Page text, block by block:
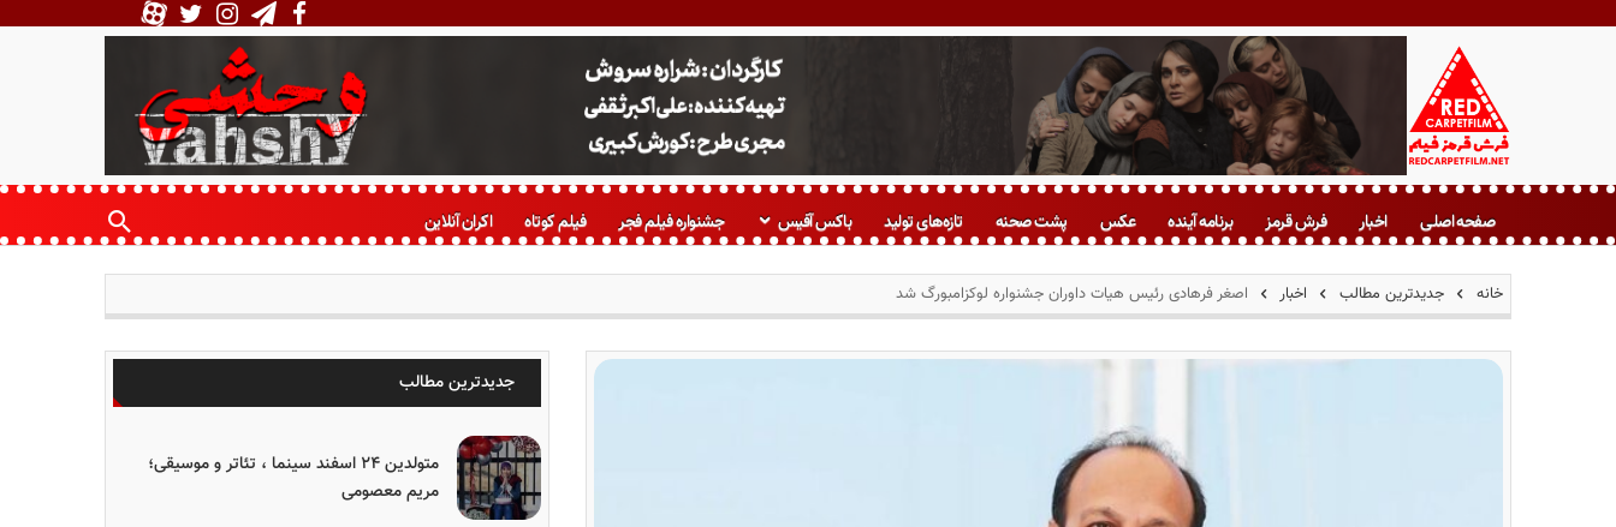
ف
ش
م
ز
صفحه اصلی اخبار فرش قرمز برنامه آینده عکس پشت صحنه تازه‌های تولید باکس آفیس جشنواره فیلم فجر فیلم کوتاه اکران آنلاین
خانه جدیدترین مطالب اخبار اصغر فرهادی رئیس هیات داوران جشنواره لوکزامبورگ شد
جدیدترین مطالب
متولدین ۲۴ اسفند سینما ، تئاتر و موسیقی؛
مریم معصومی